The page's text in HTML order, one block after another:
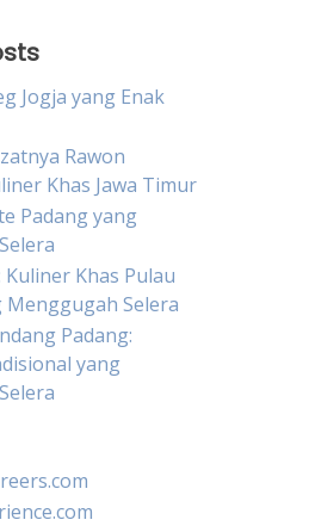
Jogja yang Enak
Rawon
Khas Jawa Timur
Padang yang
Khas Pulau
Menggugah Selera
Padang:
yang